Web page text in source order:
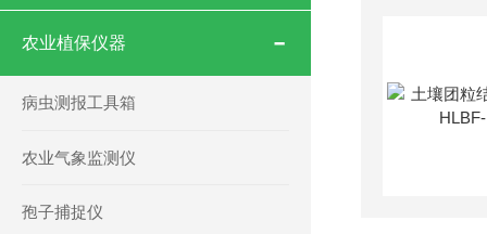
农业植保仪器
病虫测报工具箱
农业气象监测仪
孢子捕捉仪